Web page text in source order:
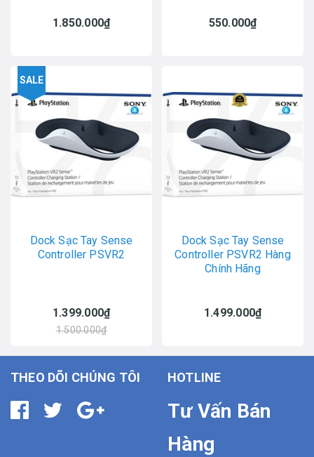
1.850.000₫ 550.000₫
SALE
Dock Sạc Tay Sense
Controller PSVR2
1.399.000₫
1.500.000₫
Dock Sạc Tay Sense
Controller PSVR2 Hàng
Chính Hãng
1.499.000₫
THEO DÕI CHÚNG TÔI HOTLINE
Tư Vấn Bán
Hàng